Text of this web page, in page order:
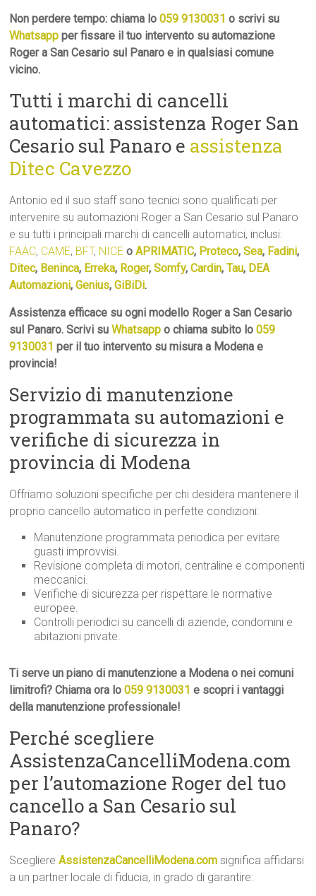
Non perdere tempo: chiama lo059 9130031 o scrivi su
Whatsapp per fissare il tuo intervento su automazione
Roger a San Cesario sul Panaro e in qualsiasi comune
vicino.
Tutti i marchi di cancelli
automatici: assistenza Roger San
Cesario sul Panaro e assistenza
Ditec Cavezzo
Antonio ed il suo staff sono tecnici sono qualificati per
intervenire su automazioni Roger a San Cesario sul Panaro
e su tutti i principali marchi di cancelli automatici, inclusi:
FAAC, CAME, BFT, NICE oAPRIMATIC, Proteco,Sea, Fadini,
Ditec, Beninca, Erreka, Roger,Somfy,Cardin,Tau, DEA
Automazioni,Genius,GiBiDi.
Assistenza efficace su ogni modello Roger a San Cesario
sul Panaro. Scrivi suWhatsapp o chiama subito lo059
9130031 per il tuo intervento su misura a Modena e
provincia!
Servizio di manutenzione
programmata su automazioni e
verifiche di sicurezza in
provincia di Modena
Offriamo soluzioni specifiche per chi desidera mantenere il
proprio cancello automatico in perfette condizioni:
Manutenzione programmata periodica per evitare
guasti improvvisi.
Revisione completa di motori, centraline e componenti
meccanici.
Verifiche di sicurezza per rispettare le normative
europee.
Controlli periodici su cancelli di aziende, condomini e
abitazioni private.
Ti serve un piano di manutenzione a Modena o nei comuni
limitrofi? Chiama ora lo059 9130031 e scopri i vantaggi
della manutenzione professionale!
Perché scegliere
AssistenzaCancelliModena.com
per l’automazione Roger del tuo
cancello a San Cesario sul
Panaro?
ScegliereAssistenzaCancelliModena.com significa affidarsi
a un partner locale di fiducia, in grado di garantire: